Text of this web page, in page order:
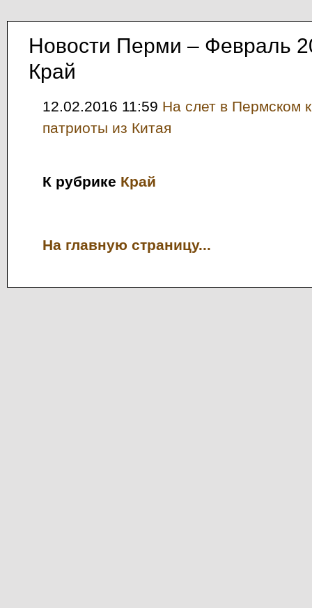
Новости Перми – Февраль
Край
12.02.2016 11:59 На слет в Пермском
патриоты из Китая
К рубрике Край
На главную страницу...